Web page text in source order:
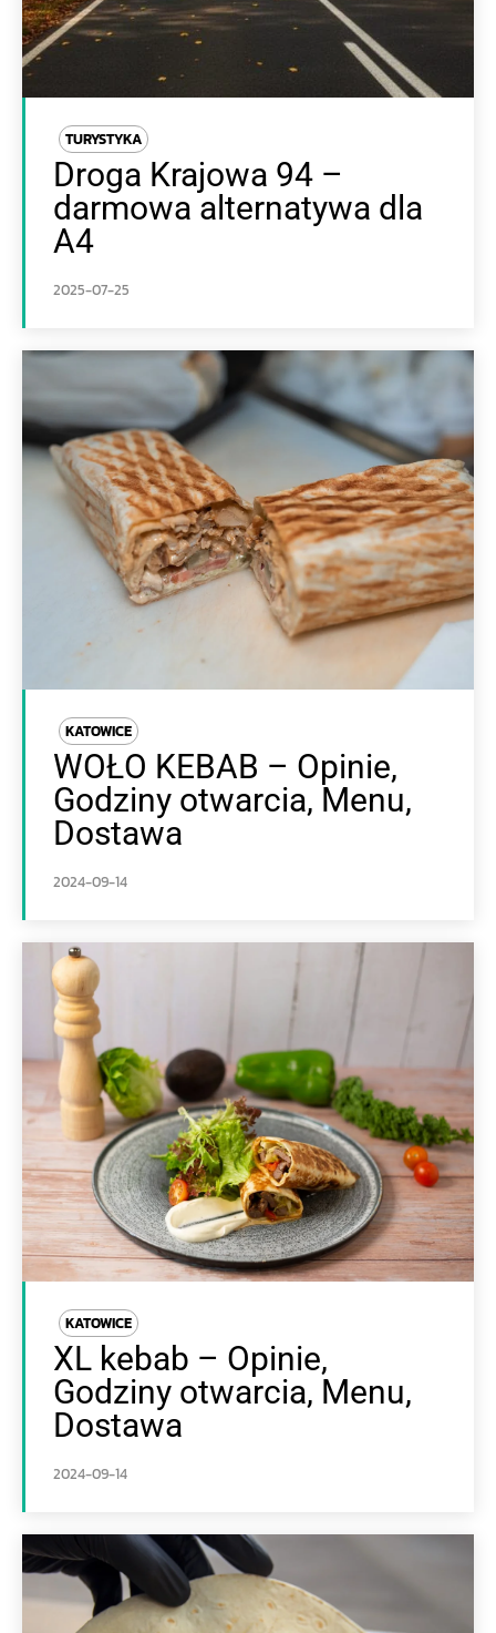
TURYSTYKA
Droga Krajowa 94 –
darmowa alternatywa dla
A4
2025-07-25
KATOWICE
WOŁO KEBAB – Opinie,
Godziny otwarcia, Menu,
Dostawa
2024-09-14
KATOWICE
XL kebab – Opinie,
Godziny otwarcia, Menu,
Dostawa
2024-09-14